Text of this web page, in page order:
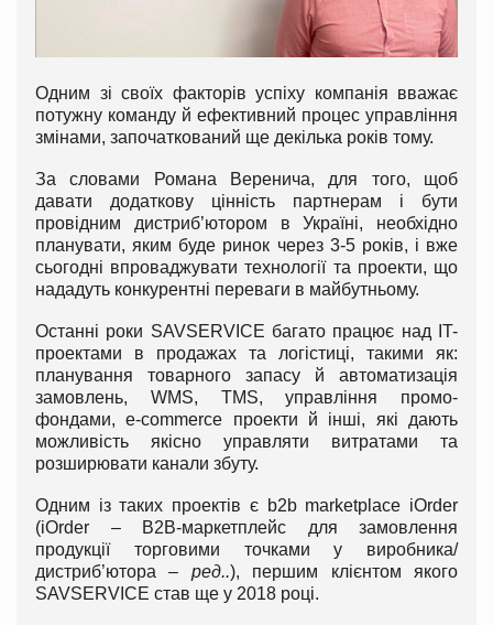
Одним зі своїх факторів успіху компанія вважає
потужну команду й ефективний процес управління
змінами, започаткований ще декілька років тому.
За словами Романа Веренича, для того, щоб
давати додаткову цінність партнерам і бути
провідним дистриб’ютором в Україні, необхідно
планувати, яким буде ринок через 3-5 років, і вже
сьогодні впроваджувати технології та проекти, що
нададуть конкурентні переваги в майбутньому.
Останні роки SAVSERVICE багато працює над IT-
проектами в продажах та логістиці, такими як:
планування товарного запасу й автоматизація
замовлень, WMS, TMS, управління промо-
фондами, e-commerce проекти й інші, які дають
можливість якісно управляти витратами та
розширювати канали збуту.
Одним із таких проектів є b2b marketplace iOrder
(iOrder – В2В-маркетплейс для замовлення
продукції торговими точками у виробника/
дистриб’ютора – ред..), першим клієнтом якого
SAVSERVICE став ще у 2018 році.